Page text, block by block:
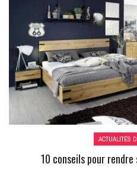
ACTUALITÉS
10 conseils pour